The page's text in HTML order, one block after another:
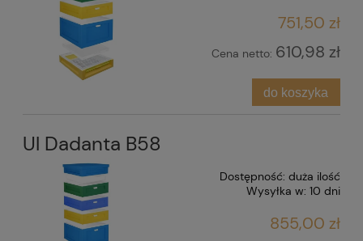
751,50 zł
Cena netto: 610,98 zł
do koszyka
Ul Dadanta B58
Dostępność: duża ilość
Wysyłka w: 10 dni
855,00 zł